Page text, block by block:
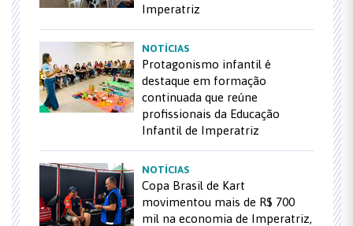
Imperatriz
NOTÍCIAS
Protagonismo infantil é
destaque em formação
continuada que reúne
profissionais da Educação
Infantil de Imperatriz
NOTÍCIAS
Copa Brasil de Kart
movimentou mais de R$ 700
mil na economia de Imperatriz,